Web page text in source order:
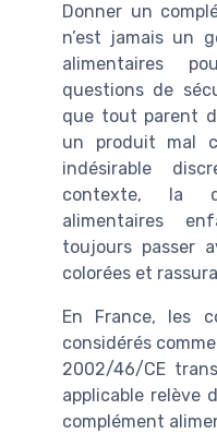
Donner un
n’est jamais un
alimentaires
questions de
que tout parent
un produit mal
indésirable
contexte, la
alimentaires
toujours passer
colorées et
En France, les
considérés
2002/46/CE
applicable relève
complément